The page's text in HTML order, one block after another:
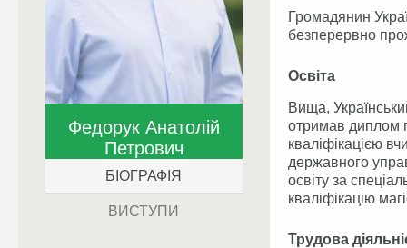
Федорук Анатолій
Петрович
БІОГРАФІЯ
ВИСТУПИ
Громадянин
безперервно
Освіта
Вища,
отримав диплом
кваліфікацією
державного
освіту за
кваліфікацію
Трудова